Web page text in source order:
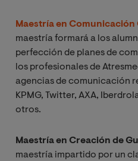
Maestría en
maestría formará a los
perfección de planes de
los profesionales de
agencias de comunicación
KPMG, Twitter, AXA,
otros.
Maestría en Creación de
maestría impartido por un